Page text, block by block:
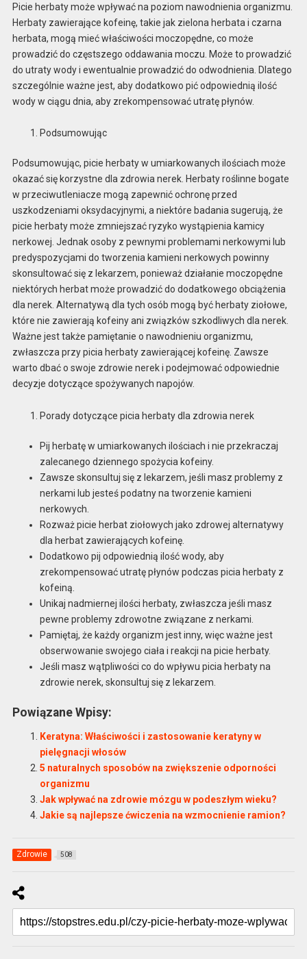
Picie herbaty może wpływać na poziom nawodnienia organizmu.
Herbaty zawierające kofeinę, takie jak zielona herbata i czarna
herbata, mogą mieć właściwości moczopędne, co może
prowadzić do częstszego oddawania moczu. Może to prowadzić
do utraty wody i ewentualnie prowadzić do odwodnienia. Dlatego
szczególnie ważne jest, aby dodatkowo pić odpowiednią ilość
wody w ciągu dnia, aby zrekompensować utratę płynów.
Podsumowując
Podsumowując, picie herbaty w umiarkowanych ilościach może
okazać się korzystne dla zdrowia nerek. Herbaty roślinne bogate
w przeciwutleniacze mogą zapewnić ochronę przed
uszkodzeniami oksydacyjnymi, a niektóre badania sugerują, że
picie herbaty może zmniejszać ryzyko wystąpienia kamicy
nerkowej. Jednak osoby z pewnymi problemami nerkowymi lub
predyspozycjami do tworzenia kamieni nerkowych powinny
skonsultować się z lekarzem, ponieważ działanie moczopędne
niektórych herbat może prowadzić do dodatkowego obciążenia
dla nerek. Alternatywą dla tych osób mogą być herbaty ziołowe,
które nie zawierają kofeiny ani związków szkodliwych dla nerek.
Ważne jest także pamiętanie o nawodnieniu organizmu,
zwłaszcza przy picia herbaty zawierającej kofeinę. Zawsze
warto dbać o swoje zdrowie nerek i podejmować odpowiednie
decyzje dotyczące spożywanych napojów.
Porady dotyczące picia herbaty dla zdrowia nerek
Pij herbatę w umiarkowanych ilościach i nie przekraczaj
zalecanego dziennego spożycia kofeiny.
Zawsze skonsultuj się z lekarzem, jeśli masz problemy z
nerkami lub jesteś podatny na tworzenie kamieni
nerkowych.
Rozważ picie herbat ziołowych jako zdrowej alternatywy
dla herbat zawierających kofeinę.
Dodatkowo pij odpowiednią ilość wody, aby
zrekompensować utratę płynów podczas picia herbaty z
kofeiną.
Unikaj nadmiernej ilości herbaty, zwłaszcza jeśli masz
pewne problemy zdrowotne związane z nerkami.
Pamiętaj, że każdy organizm jest inny, więc ważne jest
obserwowanie swojego ciała i reakcji na picie herbaty.
Jeśli masz wątpliwości co do wpływu picia herbaty na
zdrowie nerek, skonsultuj się z lekarzem.
Powiązane Wpisy:
Keratyna: Właściwości i zastosowanie keratyny w
pielęgnacji włosów
5 naturalnych sposobów na zwiększenie odporności
organizmu
Jak wpływać na zdrowie mózgu w podeszłym wieku?
Jakie są najlepsze ćwiczenia na wzmocnienie ramion?
Zdrowie 508